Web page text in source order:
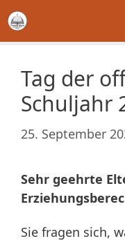
Zum
Inhalt
springen
Tag der
Schuljahr
25. September
Sehr geehrte
Sie fragen sich,